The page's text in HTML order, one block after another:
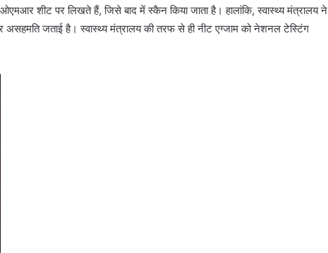
शीट पर लिखते हैं, जिसे बाद में स्कैन किया जाता है। हालांकि, स्वास्थ्य मंत्रालय ने
जताई है। स्वास्थ्य मंत्रालय की तरफ से ही नीट एग्जाम को नेशनल टेस्टिंग